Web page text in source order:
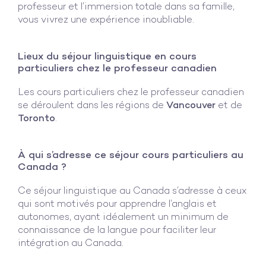
professeur et l’immersion totale dans sa famille,
vous vivrez une expérience inoubliable.
Lieux du séjour linguistique en cours
particuliers chez le professeur canadien
Les cours particuliers chez le professeur canadien
se déroulent dans les régions de Vancouver et de
Toronto.
À qui s’adresse ce séjour cours particuliers au
Canada ?
Ce séjour linguistique au Canada s’adresse à ceux
qui sont motivés pour apprendre l’anglais et
autonomes, ayant idéalement un minimum de
connaissance de la langue pour faciliter leur
intégration au Canada.